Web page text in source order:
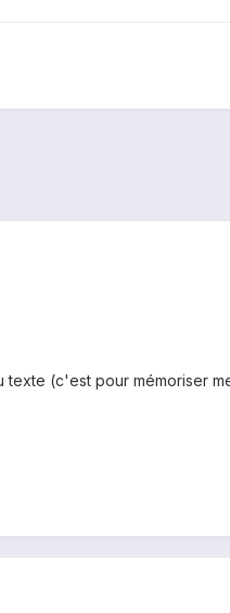
(c'est pour mémoriser